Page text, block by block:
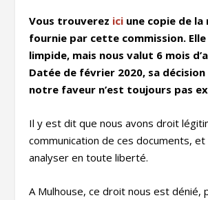
Vous trouverez ici une copie de la
fournie par cette commission.
limpide, mais nous valut 6 mois
Datée de février 2020, sa
notre faveur n’est toujours pas
Il y est dit que nous avons droit
communication de ces documents, et
analyser en toute liberté.
A Mulhouse, ce droit nous est dénié,